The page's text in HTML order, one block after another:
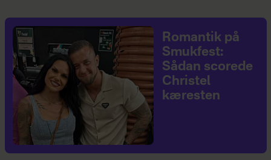
Romantik på
Smukfest:
Sådan scorede
Christel
kæresten